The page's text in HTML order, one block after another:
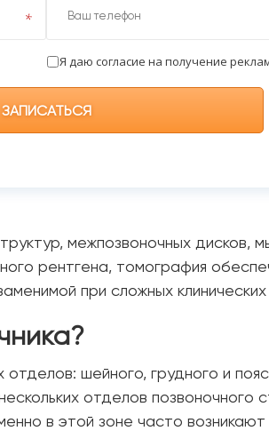
Я даю согласие на получение
межпозвоночных дисков,
рентгена, томография
при сложных клинических
шейного, грудного и
отделов
в этой зоне часто